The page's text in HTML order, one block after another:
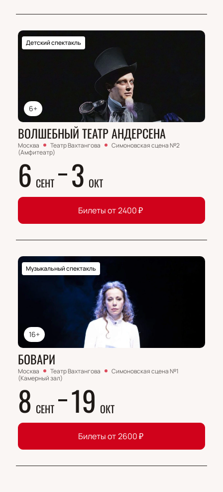
6+
Детский спектакль
ВОЛШЕБНЫЙ ТЕАТР АНДЕРСЕНА
Москва Театр Вахтангова
Симоновская сцена №2
(Амфитеатр)
6 СЕНТ 3 ОКТ
Билеты от2400₽
16+
Музыкальный спектакль
БОВАРИ
Москва Театр Вахтангова
Симоновская сцена №1
(Камерный зал)
8 СЕНТ 19 ОКТ
Билеты от 2600₽